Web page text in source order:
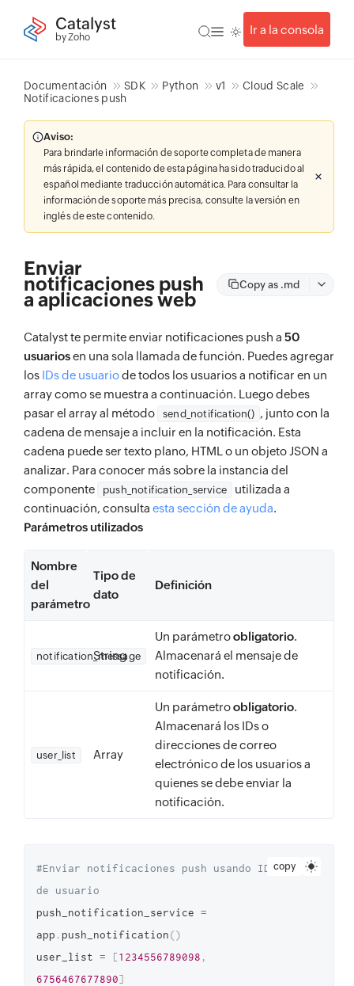
Catalyst
by Zoho
Ir a la consola
Documentación SDK Python v1
Cloud Scale
Notificaciones push
Aviso:
Para brindarle información de soporte completa de manera
más rápida, el contenido de esta página ha sido traducido al
español mediante traducción automática. Para consultar la
información de soporte más precisa, consulte la versión en
inglés de este contenido.
Enviar
notificaciones push
a aplicaciones web
Copy as .md
Catalyst te permite enviar notificaciones push a 50
usuariosen una sola llamada de función. Puedes agregar
los IDs de usuariode todos los usuarios a notificar en un
array como se muestra a continuación. Luego debes
pasar el array al método
send_notification() , junto con la
cadena de mensaje a incluir en la notificación. Esta
cadena puede ser texto plano, HTML o un objeto JSON a
analizar. Para conocer más sobre la instancia del
componente
push_notification_service
utilizada a
continuación, consulta esta sección de ayuda.
Parámetros utilizados
Nombre
del
parámetro
Tipo de
dato
Definición
notification_message
String
Un parámetroobligatorio.
Almacenará el mensaje de
notificación.
user_list Array
Un parámetroobligatorio.
Almacenará los IDs o
direcciones de correo
electrónico de los usuarios a
quienes se debe enviar la
notificación.
copy
#Enviar notificaciones push usando IDs
de usuario
push_notification_service =
app . push_notification()
user_list = [1234556789098 ,
6756467677890]